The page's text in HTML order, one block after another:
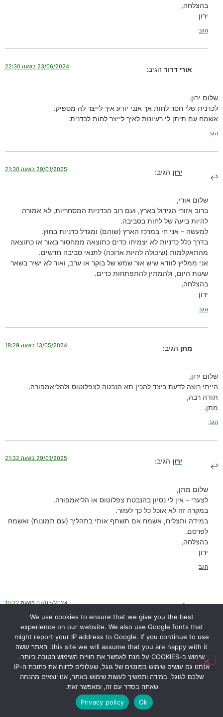
בהצלחה,
ירון
הגב
אורי דרור הגיב: 23/06/2024 בשעה 22:30
שלום ירון.
לכדנית שלי חסר לחות אך אנני יודע איך לייצר לה מספיק.
אשמח עם תיתן לי רעיונות לאיך לייצר לחות לכדנית.
הגב
ירון הגיב: 29/01/2025 בשעה 21:30
שלום אורי,
ברוב אזורי הגידול בארץ, ועם רוב הכדניות המסחריות, לא אמורה
להיות ביעה של לחות בסביבה.
למעשה – אני חי במרכז הארץ (שוהם) ומגדל כדניות בחוץ.
בדרך כלל כדניות לא יצמיחו כדים כתוצאה ממחסור באור או כתוצאה
מהתאקלמות (שיכולה להיות ארוכה) לתנאי סביבה חדשים.
אני ממליץ לוודא שיש אור שמש של בוקר או ערב, ואור לא ישיר בשאר
שעות היום, ולהמתין להתפתחות כדים.
בהצלחה,
ירון
הגב
מתן הגיב: 13/05/2024 בשעה 18:29
שלום ירון,
הייתי רוצה לדעת כיצד להכין תא הנבטה לצפלוטוס ולהליאמפורה.
תודה רבה,
מתן.
הגב
ירון הגיב: 29/01/2025 בשעה 21:32
שלום מתן,
לצערי – אין לי נסיון בהנבטת צפלוטוס או הליאמפורה.
במקרה זה לא אוכל כל כך לעזור.
במידה ותצליח, אשמח אם תשתף אותי בתהליך (עם תמונות) ואשמח
לפרסם.
בהצלחה,
ירון
הגב
אלין הגיב: 07/03/2024 בשעה 10:22
היי.. כדנית יודעת להתמודד עם חלזון בתוך לוע כדנית? כלומר היא תעכל
גם את הקליפה של החלזון? אין סכנה שהחלזון פשוט יאכל את הלוע
מבפנים?
הגב
We use cookies to ensure that we give you the best
experience on our website. We also use Google fonts that
might report your IP address to Google. If you continue to use
this site we will assume that you are happy with it. האתר עושה
שימוש ב-COOKIES על מנת לאפשר את חוויית השימוש הטובה ביותר.
אנחנו גם עושים שימוש בפונטים של גוגל, שעלולים לדווח את כתובת ה-IP
שלכם לגוגל. במידה ותמשיך לעשות שימוש באתר, אנו יוצאים מהנחה
שאתה בסדר עם זה, ומאפשר זאת.
Ok
Privacy policy